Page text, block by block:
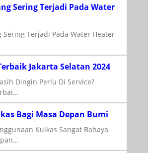
Sering Terjadi Pada Water
Sering Terjadi Pada Water Heater
Jakarta Selatan 2024
Dingin Perlu Di Service?
Bagi Masa Depan Bumi
Kulkas Sangat Bahaya